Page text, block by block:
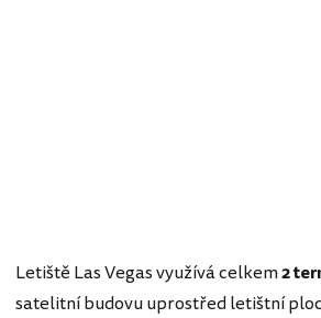
Letiště Las Vegas využívá celkem2
satelitní budovu uprostřed letištní